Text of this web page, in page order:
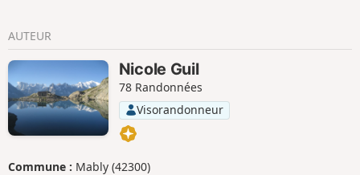
AUTEUR
Nicole Guil
78 Randonnées
Visorandonneur
Commune : Mably (42300)